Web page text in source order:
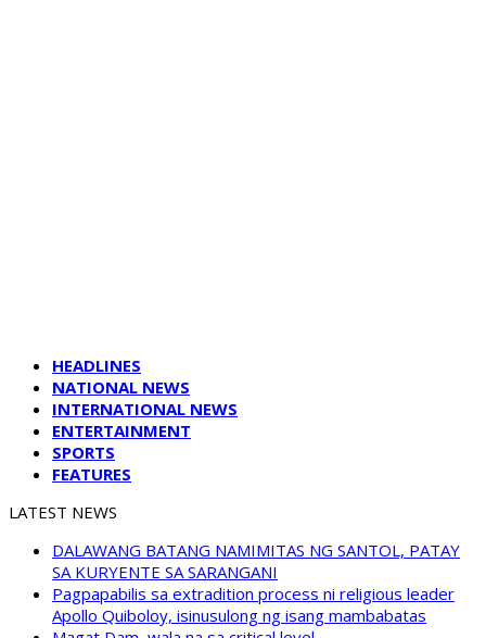
HEADLINES
NATIONAL NEWS
INTERNATIONAL NEWS
ENTERTAINMENT
SPORTS
FEATURES
LATEST NEWS
DALAWANG BATANG NAMIMITAS NG SANTOL, PATAY
SA KURYENTE SA SARANGANI
Pagpapabilis sa extradition process ni religious leader
Apollo Quiboloy, isinusulong ng isang mambabatas